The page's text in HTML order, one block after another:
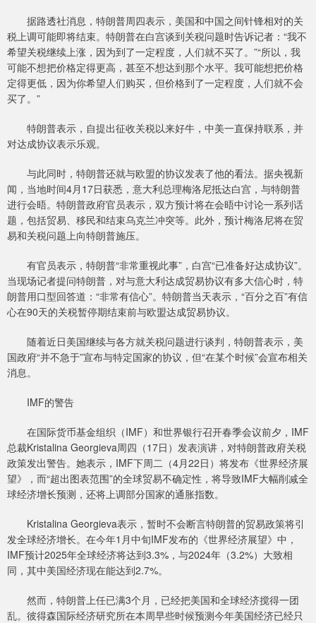
据路透社消息，特朗普周四表示，美国和中国之间针锋相对的关
税上调可能即将结束。特朗普在白宫谈到关税问题时告诉记者：“我不
希望关税继续上涨，因为到了一定程度，人们就不买了。”“所以，我
可能不想把价格定得更高，甚至不想达到那个水平。我可能想把价格
定得更低，因为你希望人们购买，但价格到了一定程度，人们就不会
买了。”
特朗普表示，自提出征收关税以来好牛，中美一直保持联系，并
对达成协议表示乐观。
与此同时，特朗普还就与欧盟的协议发表了他的看法。据央视新
闻，当地时间4月17日获悉，意大利总理梅洛尼抵达白宫，与特朗普
进行会晤。特朗普政府官员表示，双方预计将在会晤中讨论一系列话
题，包括贸易、移民和结束乌克兰冲突等。此外，预计梅洛尼将在贸
易和关税问题上向特朗普施压。
有官员表示，特朗普“非常重视此事”，白宫“已准备好达成协议”。
当现场记者提问特朗普，对与意大利达成贸易协议有多大信心时，特
朗普用口型回答道：“非常有信心”。特朗普当天表示，“百分之百”有信
心在90天的关税暂停期结束前与欧盟达成贸易协议。
随着近日美国继续与各方就关税问题进行谈判，特朗普表示，美
国政府“并不急于”宣布与特定国家的协议，但“在某个时候”会宣布相关
消息。
IMF的警告
在国际货币基金组织（IMF）和世界银行召开春季会议前夕，IMF
总裁Kristalina Georgieva周四（17日）发表演讲，对特朗普政府关税
政策发出警告。她表示，IMF下周二（4月22日）将发布《世界经济展
望》，而“超出图表范围”的全球贸易不确定性，将导致IMF大幅削减全
球经济增长预测，还将上调部分国家的通胀指数。
Kristalina Georgieva表示，暂时不会断言特朗普的贸易政策将引
发全球经济增长。在今年1月中旬IMF发布的《世界经济展望》中，
IMF预计2025年全球经济将达到3.3%，与2024年（3.2%）大致相
同，其中美国经济现在能达到2.7%。
然而，特朗普上任已满3个月，已经把美国和全球经济搅得一团
乱。彼得森国际经济研究所在本周早些时候预测今年美国经济已经只